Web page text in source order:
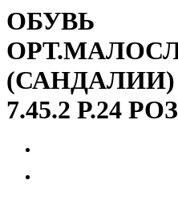
ОБУВЬ
(САНДАЛИИ)
7.45.2 Р.24